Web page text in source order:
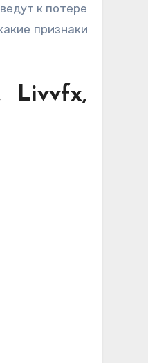
к потере
признаки
Livvfx,